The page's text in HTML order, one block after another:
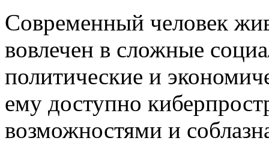
Современный человек
вовлечен в сложные
политические и
ему доступно
возможностями и